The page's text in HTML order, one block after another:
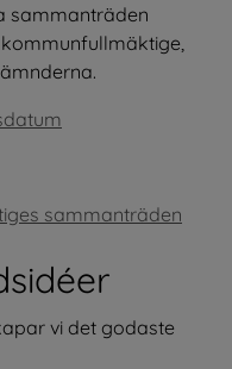
sammanträden
sammanträden
vi det godaste